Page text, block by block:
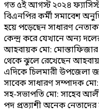
গত ৫ই আগস্ট ২০২৪
বিএনপির কর্মী সমাবেশ
হয়ে পড়েছেন সাধারণ
কেন্দ্র করে যেখানে অন্য
আহবায়ক মো: মোস্তাফিজার
থেকে ঝুলে রেখেছেন
এদিকে চিলমারী উপজেলা
সাবেক সাধারণ সম্পাদক
সহ-সভাপতি মো: সাহেব
পদ প্রত্যাশী অনেক